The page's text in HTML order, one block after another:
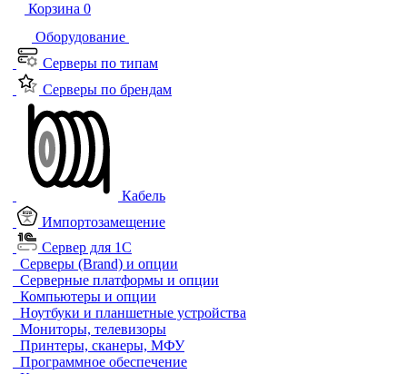
Корзина 0
Оборудование
Серверы по типам
Серверы по брендам
Кабель
Импортозамещение
Сервер для 1С
Серверы (Brand) и опции
Серверные платформы и опции
Компьютеры и опции
Ноутбуки и планшетные устройства
Мониторы, телевизоры
Принтеры, сканеры, МФУ
Программное обеспечение